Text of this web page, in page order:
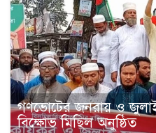
গণভোটের জনরায় ও জুলাই
বিক্ষোভ মিছিল অনুষ্ঠিত